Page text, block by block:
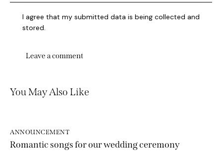
I agree that my submitted data is being collected and
stored.
You May Also Like
ANNOUNCEMENT
Romantic songs for our wedding ceremony